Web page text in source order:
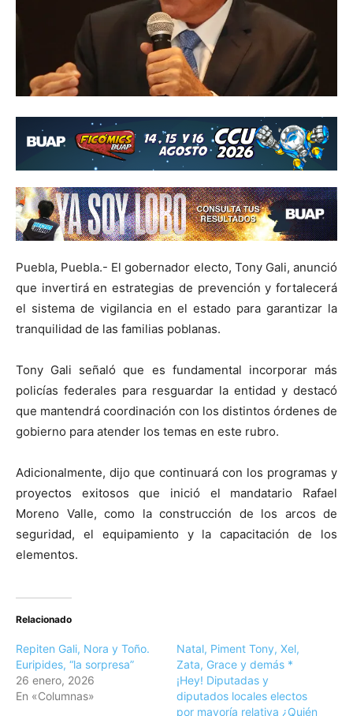
Puebla, Puebla.- El gobernador electo, Tony Gali, anunció
que invertirá en estrategias de prevención y fortalecerá
el sistema de vigilancia en el estado para garantizar la
tranquilidad de las familias poblanas.
Tony Gali señaló que es fundamental incorporar más
policías federales para resguardar la entidad y destacó
que mantendrá coordinación con los distintos órdenes de
gobierno para atender los temas en este rubro.
Adicionalmente, dijo que continuará con los programas y
proyectos exitosos que inició el mandatario Rafael
Moreno Valle, como la construcción de los arcos de
seguridad, el equipamiento y la capacitación de los
elementos.
Relacionado
Repiten Gali, Nora y Toño.
Euripides, “la sorpresa”
26 enero, 2026
En «Columnas»
Natal, Piment Tony, Xel,
Zata, Grace y demás *
¡Hey! Diputadas y
diputados locales electos
por mayoría relativa ¿Quién